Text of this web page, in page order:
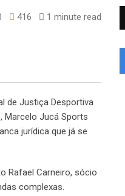
416 1 minute read
de Justiça Desportiva
Marcelo Jucá Sports
jurídica que já se
Rafael Carneiro, sócio
complexas.